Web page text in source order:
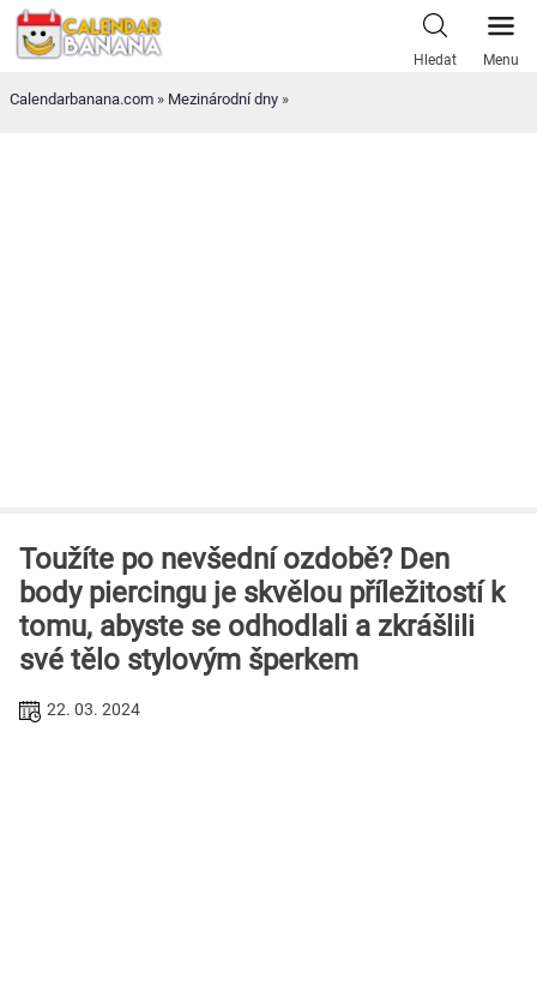
Skip
Hledat Menu
Calendarbanana.com » Mezinárodní dny »
Toužíte po nevšední ozdobě? Den
body piercingu je skvělou příležitostí k
tomu, abyste se odhodlali a zkrášlili
své tělo stylovým šperkem
22. 03. 2024